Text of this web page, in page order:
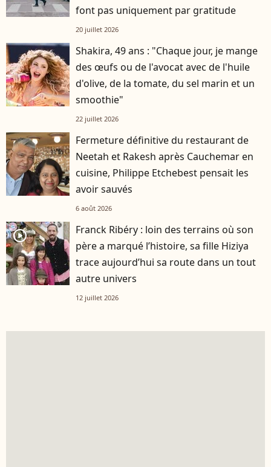
font pas uniquement par gratitude
20 juillet 2026
Shakira, 49 ans : "Chaque jour, je mange
des œufs ou de l'avocat avec de l'huile
d'olive, de la tomate, du sel marin et un
smoothie"
22 juillet 2026
Fermeture définitive du restaurant de
Neetah et Rakesh après Cauchemar en
cuisine, Philippe Etchebest pensait les
avoir sauvés
6 août 2026
player2
Franck Ribéry : loin des terrains où son
père a marqué l’histoire, sa fille Hiziya
trace aujourd’hui sa route dans un tout
autre univers
12 juillet 2026